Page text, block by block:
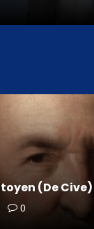
(De Cive)
0